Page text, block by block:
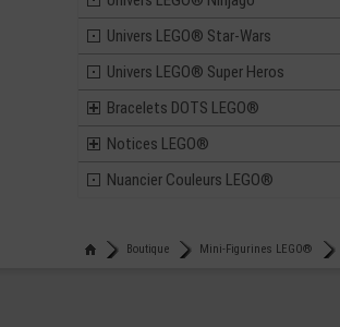
Univers LEGO® Star-Wars
Univers LEGO® Super Heros
Bracelets DOTS LEGO®
Notices LEGO®
Nuancier Couleurs LEGO®
Boutique Mini-Figurines LEGO®